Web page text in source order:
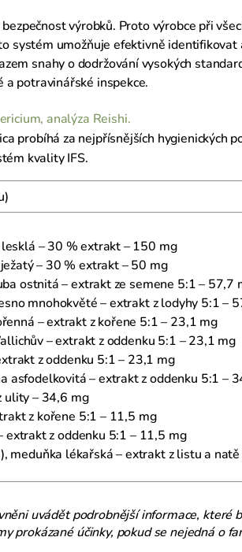
výrobků. Proto výrobce při
systém umožňuje efektivně
snahy o dodržování vysokých
a potravinářské inspekce.
analýza Reishi.
probíhá za nejpřísnějších hygienických
kvality IFS.
– 30 % extrakt – 150 mg
– 30 % extrakt – 50 mg
ostnitá – extrakt ze semene 5:1 – 57,7
mnohokvěté – extrakt z lodyhy 5:1 –
– extrakt z kořene 5:1 – 23,1 mg
– extrakt z oddenku 5:1 – 23,1 mg
z oddenku 5:1 – 23,1 mg
asfodelkovitá – extrakt z oddenku 5:1 –
ulity – 34,6 mg
z kořene 5:1 – 11,5 mg
extrakt z oddenku 5:1 – 11,5 mg
meduňka lékařská – extrakt z listu a
uvádět podrobnější informace, které
prokázané účinky, pokud se nejedná o